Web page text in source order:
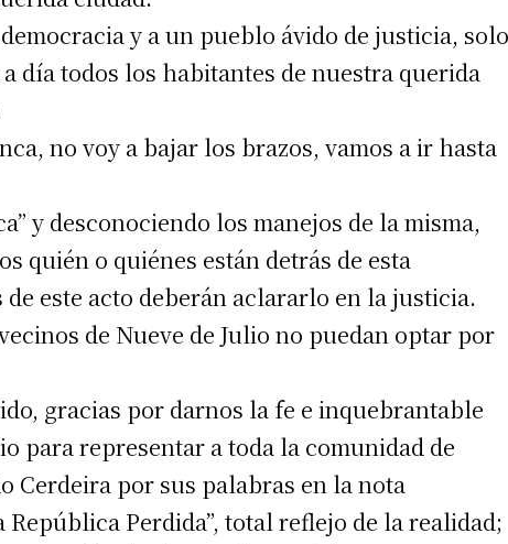
teléfono
y a un pueblo ávido de justicia, solo
día todos los habitantes de nuestra querida
no voy a bajar los brazos, vamos a ir hasta
y desconociendo los manejos de la misma,
quién o quiénes están detrás de esta
este acto deberán aclararlo en la justicia.
de Nueve de Julio no puedan optar por
gracias por darnos la fe e inquebrantable
para representar a toda la comunidad de
Cerdeira por sus palabras en la nota
Perdida”, total reflejo de la realidad;